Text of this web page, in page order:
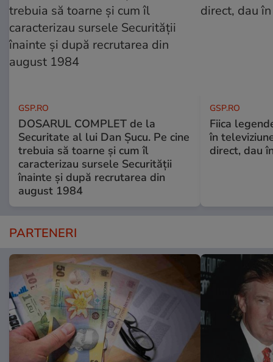
GSP.RO
DOSARUL COMPLET de la
Securitate al lui Dan Șucu. Pe cine
trebuia să toarne și cum îl
caracterizau sursele Securității
înainte și după recrutarea din
august 1984
GSP.RO
Fiica
în
direct, dau
PARTENERI